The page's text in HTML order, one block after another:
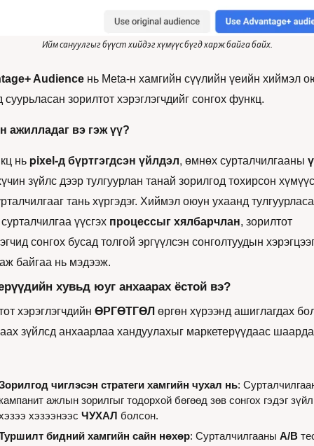
Ийм сануулгыг бүүст хийдэг хүмүүс бүгд харж байга байх.
Audience нь Meta-н хамгийн сүүлийн үеийн хиймэл
суурьласан зорилтот хэрэглэгчдийг сонгох функц.
ажилладаг вэ гэж үү?
нь pixel-д бүртгэгдсэн үйлдэл, өмнөх сурталчилгааны
зүйлс дээр тулгуурлан танай зорилгод тохирсон
тань хүргэдэг. Хиймэл оюун ухаанд
үүсгэх процессыг хялбарчлан, зорилтот
сонгох бусад толгой эргүүлсэн сонголтуудын
байгаа нь мэдээж.
хувьд юуг анхаарах ёстой вэ?
хэрэглэгчдийн ӨРГӨТГӨЛ өргөн хүрээнд ашиглагдах
зүйлсд анхаарлаа хандуулахыг маркетерүүдаас
чиглэсэн стратеги хамгийн чухал нь:
ажлын зорилгыг тодорхой бөгөөд зөв сонгох гэдэг зүйл
хэзээнээс ЧУХАЛ болсон.
бидний хамгийн сайн нөхөр: Сурталчилгааны А/В